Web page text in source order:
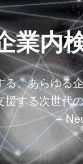
業内
、あらゆる
援する次世代
–